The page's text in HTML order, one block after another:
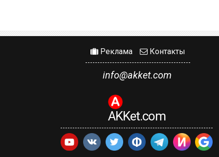
Реклама Контакты
info@akket.com
AKKet.com